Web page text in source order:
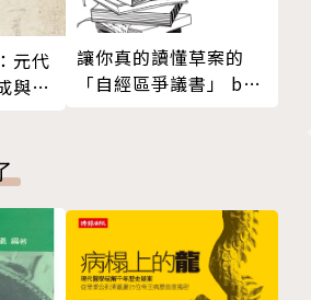
大學執教，現任波士頓大學哲學暨
員、哈佛大學擴展學院倫理學講
學者編輯幾本選集，並撰寫通俗淺
時代》（Dark Ages）、《科
Attitude），以及《社會
》（Laws and Explanation in t
）。
元代
與發
讓你真的讀懂草案的
「自經區爭議書」 by